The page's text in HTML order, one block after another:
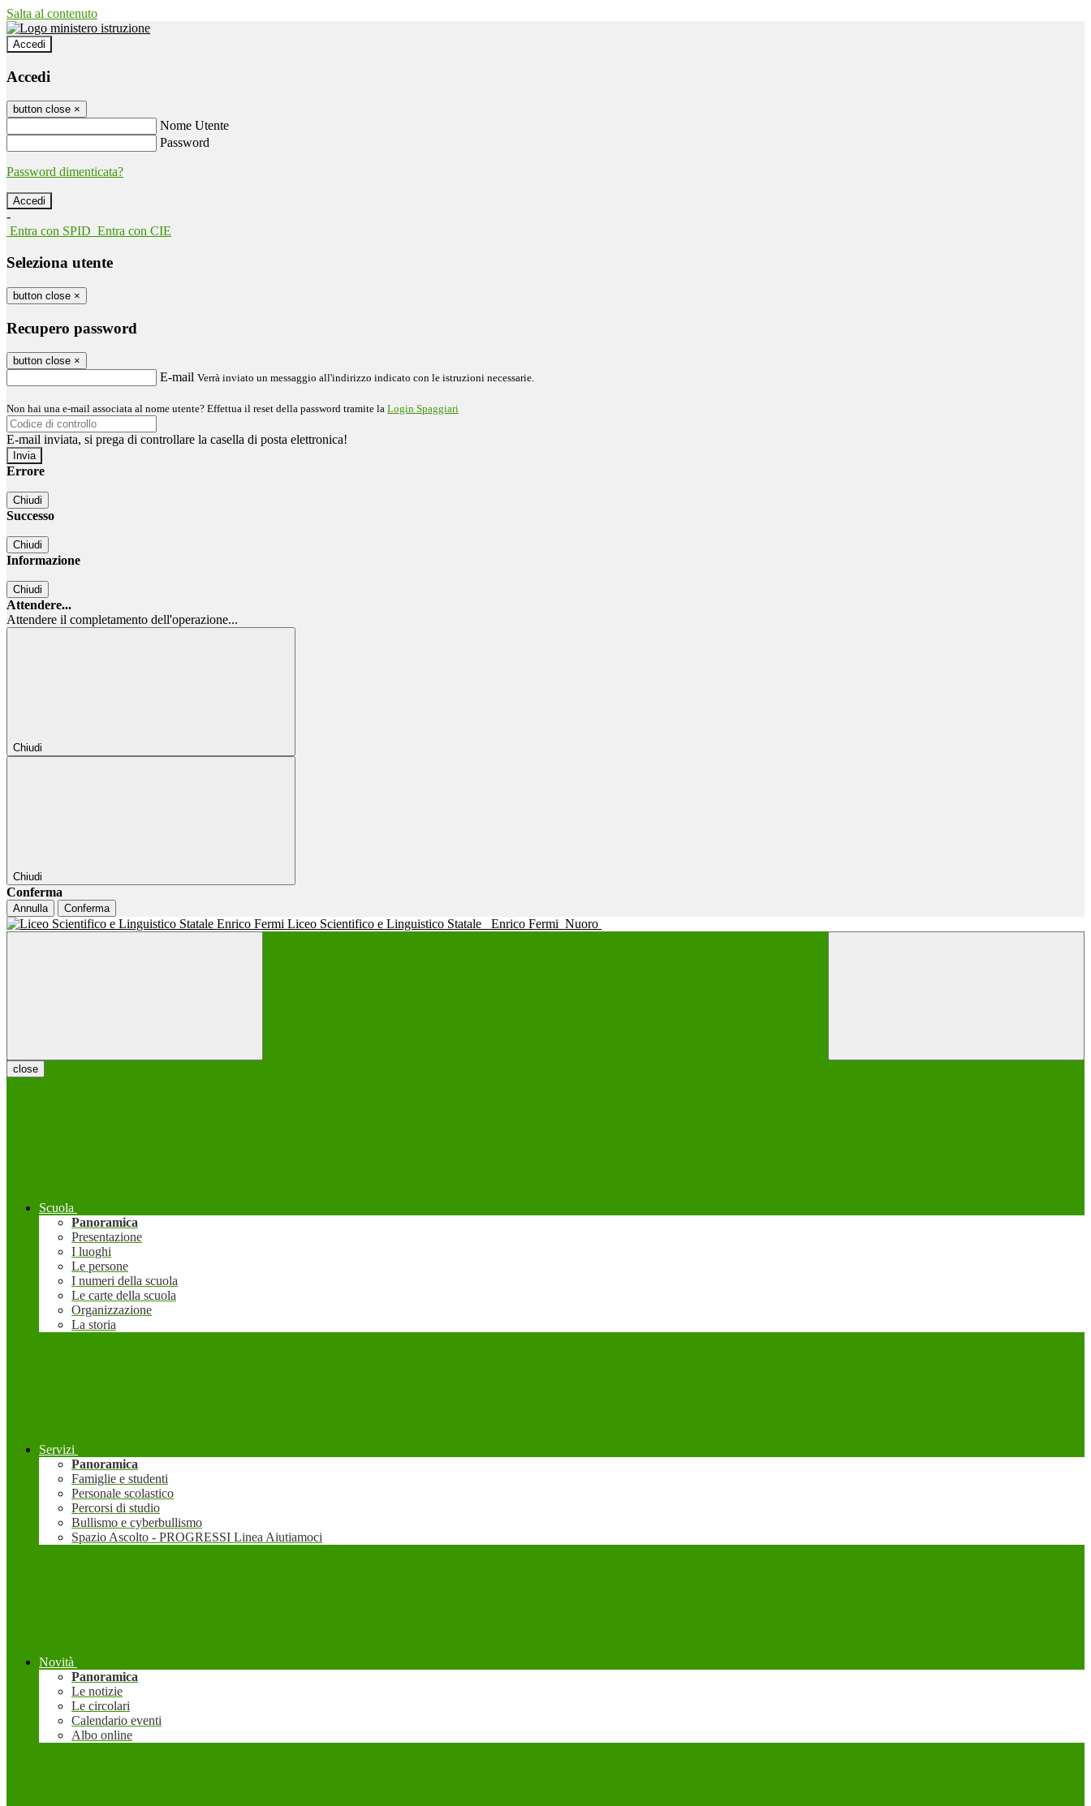
Salta al contenuto
Accedi
Accedi
button close ×
Nome Utente
Password
Password dimenticata?
-
Entra con SPID Entra con CIE
Seleziona utente
button close ×
Recupero password
button close ×
E-mail Verrà inviato un messaggio all'indirizzo indicato con le istruzioni necessarie.
Non hai una e-mail associata al nome utente? Effettua il reset della password tramite la Login Spaggiari
E-mail inviata, si prega di controllare la casella di posta elettronica!
Errore
Chiudi
Successo
Chiudi
Informazione
Chiudi
Attendere...
Attendere il completamento dell'operazione...
Chiudi
Chiudi
Conferma
Annulla Conferma
Liceo Scientifico e Linguistico Statale Enrico Fermi Nuoro
close
Scuola
Panoramica
Presentazione
I luoghi
Le persone
I numeri della scuola
Le carte della scuola
Organizzazione
La storia
Servizi
Panoramica
Famiglie e studenti
Personale scolastico
Percorsi di studio
Bullismo e cyberbullismo
Spazio Ascolto - PROGRESSI Linea Aiutiamoci
Novità
Panoramica
Le notizie
Le circolari
Calendario eventi
Albo online